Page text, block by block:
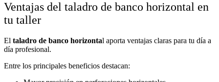
Ventajas del taladro de banco horizontal en
tu taller
El taladro de banco horizontal aporta ventajas claras para tu día a
día profesional.
Entre los principales beneficios destacan: